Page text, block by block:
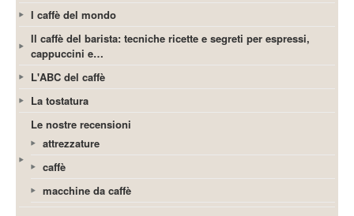
I caffè del mondo
Il caffè del barista: tecniche ricette e segreti per espressi,
cappuccini e…
L'ABC del caffè
La tostatura
Le nostre recensioni
attrezzature
caffè
macchine da caffè